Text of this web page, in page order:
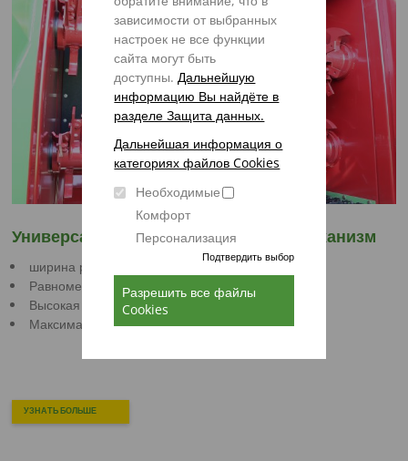
зависимости от выбранных
настроек не все функции
сайта могут быть
доступны. Дальнейшую
информацию Вы найдёте в
разделе Защита данных.
Дальнейшая информация о
категориях файлов Cookies
Необходимые
Комфорт
Персонализация
Подтвердить выбор
Разрешить все файлы
Cookies
Универсальный разбрасывающий механизм
ширина разбрасывания до 24 м
Равномерное поперечное распределение
Высокая точность разбрасывания
Максимальная производительность
УЗНАТЬ БОЛЬШЕ